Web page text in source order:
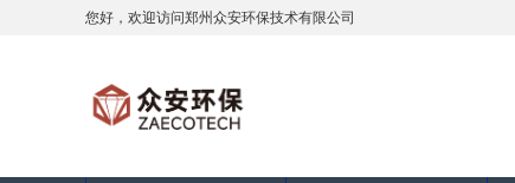
您好，欢迎访问郑州众安环保技术有限公司